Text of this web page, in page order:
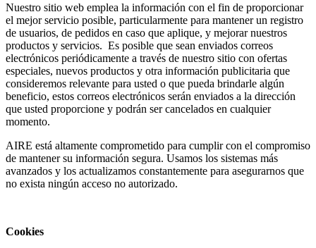
Nuestro sitio web emplea la información con el fin de proporcionar
el mejor servicio posible, particularmente para mantener un registro
de usuarios, de pedidos en caso que aplique, y mejorar nuestros
productos y servicios. Es posible que sean enviados correos
electrónicos periódicamente a través de nuestro sitio con ofertas
especiales, nuevos productos y otra información publicitaria que
consideremos relevante para usted o que pueda brindarle algún
beneficio, estos correos electrónicos serán enviados a la dirección
que usted proporcione y podrán ser cancelados en cualquier
momento.
AIRE está altamente comprometido para cumplir con el compromiso
de mantener su información segura. Usamos los sistemas más
avanzados y los actualizamos constantemente para asegurarnos que
no exista ningún acceso no autorizado.
Cookies